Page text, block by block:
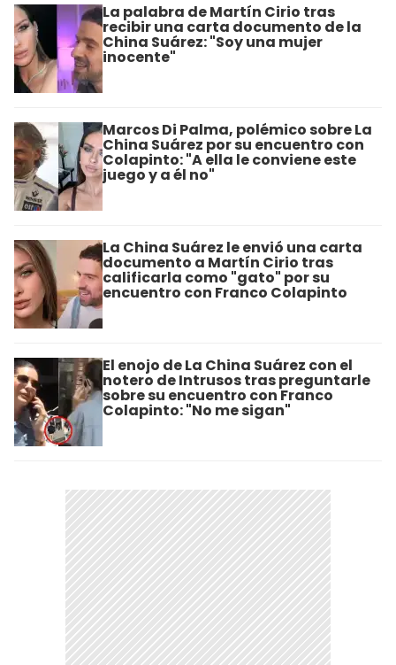
La palabra de Martín Cirio tras
recibir una carta documento de la
China Suárez: "Soy una mujer
inocente"
Marcos Di Palma, polémico sobre La
China Suárez por su encuentro con
Colapinto: "A ella le conviene este
juego y a él no"
La China Suárez le envió una carta
documento a Martín Cirio tras
calificarla como "gato" por su
encuentro con Franco Colapinto
El enojo de La China Suárez con el
notero de Intrusos tras preguntarle
sobre su encuentro con Franco
Colapinto: "No me sigan"